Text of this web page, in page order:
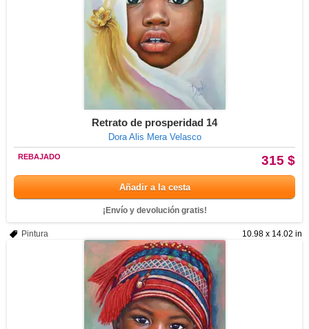
Retrato de prosperidad 14
Dora Alis Mera Velasco
315 $
REBAJADO
Añadir a la cesta
¡Envío y devolución gratis!
10.98 x 14.02 in
Pintura